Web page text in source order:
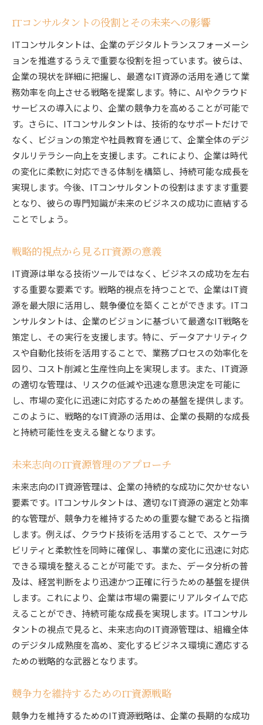
IT資源革新をリードするコンサルタントの貢献
フロントラインに立つIT資源活用の事例
ITコンサルタントが直面する現代の課題
IT資源活用の第一線を支えるプロフェッショナ
ル
ビジネス革新を牽引するITコンサルタントの役
割
ITコンサルタントによるビジネスの次のステージへ
の導き方
次世代ビジネスモデルへの移行を支援する方法
IT資源を活用した成長戦略の策定
イノベーションを促進するIT資源活用の手法
タントの視点
ビジネスの次なるフェーズを見据えたIT戦略
未来のビジネスを切り開くためのITコンサルタ
ントの役割
複雑な問題を解決するITコンサルタントの戦略的な
視点
複雑な課題を解決するためのIT戦略
ITコンサルタントが提供する課題解決のアプロ
ーチ
戦略的視点から見るIT資源の最適化
複雑性に対応するためのITコンサルティング手
問題解決におけるイノベーションの重要性
実践的なIT資源活用による課題解決の事例
未来を見据えたIT資源の活用法を探るITコンサルタ
ントの洞察
次世代IT資源の活用法に関する洞察
未来のトレンドを見据えたIT戦略の提案
ITコンサルタントが予測する資源管理の未来
未来を創造するためのIT資源の革新
未来への展望を実現するためのIT資源活用法
新しい時代に向けたIT資源管理のビジョン
ITコンサルタントの役割とその未来への影響
ITコンサルタントは、企業のデジタルトランスフォーメーシ
ョンを推進するうえで重要な役割を担っています。彼らは、
企業の現状を詳細に把握し、最適なIT資源の活用を通じて業
務効率を向上させる戦略を提案します。特に、AIやクラウド
サービスの導入により、企業の競争力を高めることが可能で
す。さらに、ITコンサルタントは、技術的なサポートだけで
なく、ビジョンの策定や社員教育を通じて、企業全体のデジ
タルリテラシー向上を支援します。これにより、企業は時代
の変化に柔軟に対応できる体制を構築し、持続可能な成長を
実現します。今後、ITコンサルタントの役割はますます重要
となり、彼らの専門知識が未来のビジネスの成功に直結する
ことでしょう。
戦略的視点から見るIT資源の意義
IT資源は単なる技術ツールではなく、ビジネスの成功を左右
する重要な要素です。戦略的視点を持つことで、企業はIT資
源を最大限に活用し、競争優位を築くことができます。ITコ
ンサルタントは、企業のビジョンに基づいて最適なIT戦略を
策定し、その実行を支援します。特に、データアナリティク
スや自動化技術を活用することで、業務プロセスの効率化を
図り、コスト削減と生産性向上を実現します。また、IT資源
の適切な管理は、リスクの低減や迅速な意思決定を可能に
し、市場の変化に迅速に対応するための基盤を提供します。
このように、戦略的なIT資源の活用は、企業の長期的な成長
と持続可能性を支える鍵となります。
未来志向のIT資源管理のアプローチ
未来志向のIT資源管理は、企業の持続的な成功に欠かせない
要素です。ITコンサルタントは、適切なIT資源の選定と効率
的な管理が、競争力を維持するための重要な鍵であると指摘
します。例えば、クラウド技術を活用することで、スケーラ
ビリティと柔軟性を同時に確保し、事業の変化に迅速に対応
できる環境を整えることが可能です。また、データ分析の普
及は、経営判断をより迅速かつ正確に行うための基盤を提供
します。これにより、企業は市場の需要にリアルタイムで応
えることができ、持続可能な成長を実現します。ITコンサル
タントの視点で見ると、未来志向のIT資源管理は、組織全体
のデジタル成熟度を高め、変化するビジネス環境に適応する
ための戦略的な武器となります。
競争力を維持するためのIT資源戦略
競争力を維持するためのIT資源戦略は、企業の長期的な成功